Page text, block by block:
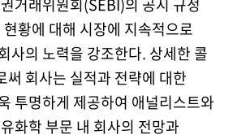
거래위원회(SEBI)의 공시 규정
황에 대해 시장에 지속적으로
사의 노력을 강조한다. 상세한 콜
써 회사는 실적과 전략에 대한
투명하게 제공하여 애널리스트와
화학 부문 내 회사의 전망과